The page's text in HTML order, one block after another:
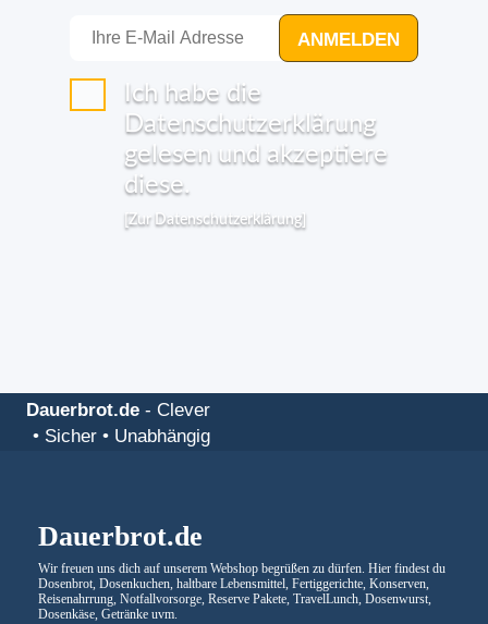
Ich habe die
Datenschutzerklärung
gelesen und akzeptiere
diese.
[Zur Datenschutzerklärung]
ANMELDEN
Dauerbrot.de - Clever
• Sicher • Unabhängig
Dauerbrot.de
Wir freuen uns dich auf unserem Webshop begrüßen zu dürfen. Hier findest du
Dosenbrot, Dosenkuchen, haltbare Lebensmittel, Fertiggerichte, Konserven,
Reisenahrrung, Notfallvorsorge, Reserve Pakete, TravelLunch, Dosenwurst,
Dosenkäse, Getränke uvm.